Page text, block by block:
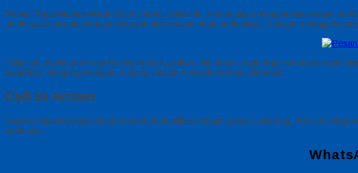
Pesan Toga Wisuda Murah Kota Dumai. Selain itu, Anda dapat menggunakan waktu
untuk acara wisuda dengan biaya rendah namun tetap berkualitas. Dengan
Selain itu, penting memperhatikan bahan, jahitan, dan desain agar toga wisuda tampak
terlambat, dengan persiapan matang wisuda menjadi momen istimewa.
Call to Action
Segera dapatkan toga wisuda murah berkualitas dengan pesan sekarang. Peroleh
berkesan.